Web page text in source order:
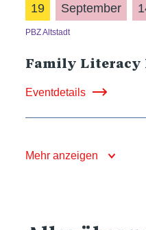
19 September
PBZ Altstadt
Family Literacy
Eventdetails
Mehr anzeigen